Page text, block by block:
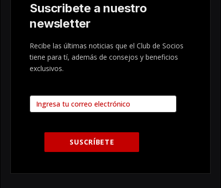
Suscribete a nuestro
newsletter
Recibe las últimas noticias que el Club de Socios
tiene para tí, además de consejos y beneficios
exclusivos.